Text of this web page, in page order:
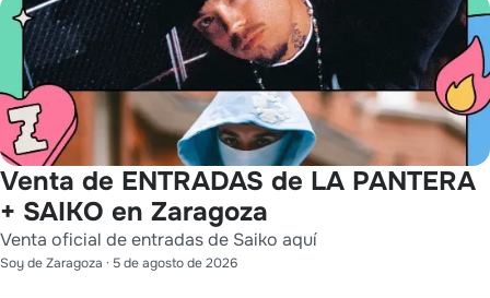
Venta de ENTRADAS de LA PANTERA
+ SAIKO en Zaragoza
Venta oficial de entradas de Saiko aquí
Soy de Zaragoza · 5 de agosto de 2026